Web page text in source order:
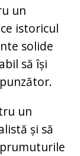
un
istoricul
solide
să își
un
și să